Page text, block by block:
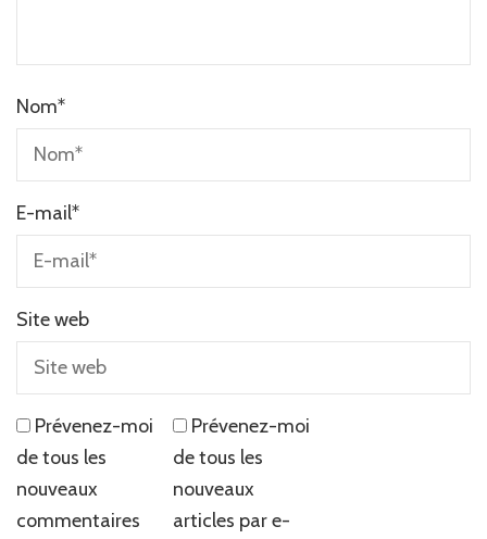
Nom*
E-mail*
Site web
Prévenez-moi
de tous les
nouveaux
commentaires
Prévenez-moi
de tous les
nouveaux
articles par e-